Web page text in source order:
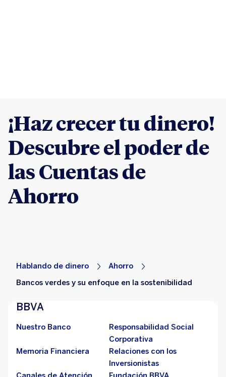
¡Haz crecer tu dinero!
Descubre el poder de
las Cuentas de
Ahorro
Hablando de dinero
Ahorro
Bancos verdes y su enfoque en la sostenibilidad
BBVA
Nuestro Banco
Responsabilidad Social
Corporativa
Memoria Financiera
Relaciones con los
Inversionistas